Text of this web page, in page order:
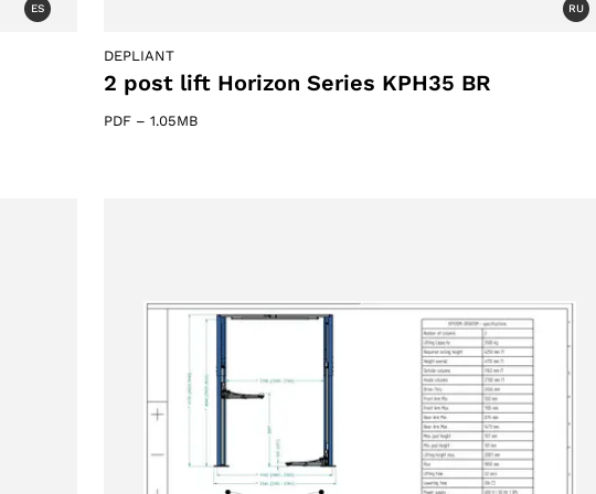
ES RU
DEPLIANT
2 post lift Horizon Series KPH35 BR
PDF – 1.05MB